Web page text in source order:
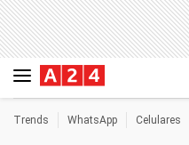
Trends WhatsApp Celulares